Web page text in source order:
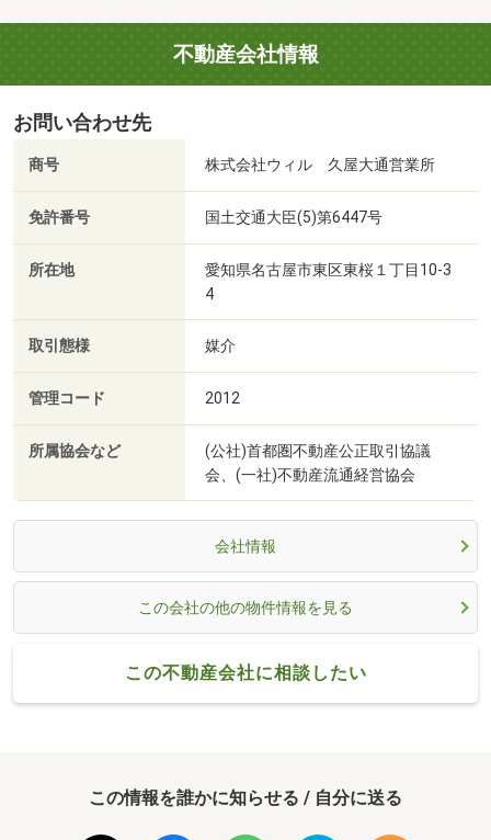
不動産会社情報
お問い合わせ先
商号 株式会社ウィル 久屋大通営業所
免許番号 国土交通大臣(5)第6447号
所在地
愛知県名古屋市東区東桜１丁目10-3
4
取引態様 媒介
管理コード 2012
所属協会など
(公社)首都圏不動産公正取引協議
会、(一社)不動産流通経営協会
会社情報
この会社の他の物件情報を見る
この不動産会社に相談したい
この情報を誰かに知らせる / 自分に送る